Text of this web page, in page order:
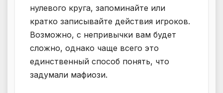
нулевого круга, запоминайте или
кратко записывайте действия игроков.
Возможно, с непривычки вам будет
сложно, однако чаще всего это
единственный способ понять, что
задумали мафиози.